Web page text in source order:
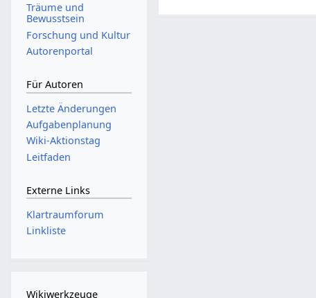
Träume und
Bewusstsein
Forschung und Kultur
Autorenportal
Für Autoren
Letzte Änderungen
Aufgabenplanung
Wiki-Aktionstag
Leitfaden
Externe Links
Klartraumforum
Linkliste
Wikiwerkzeuge